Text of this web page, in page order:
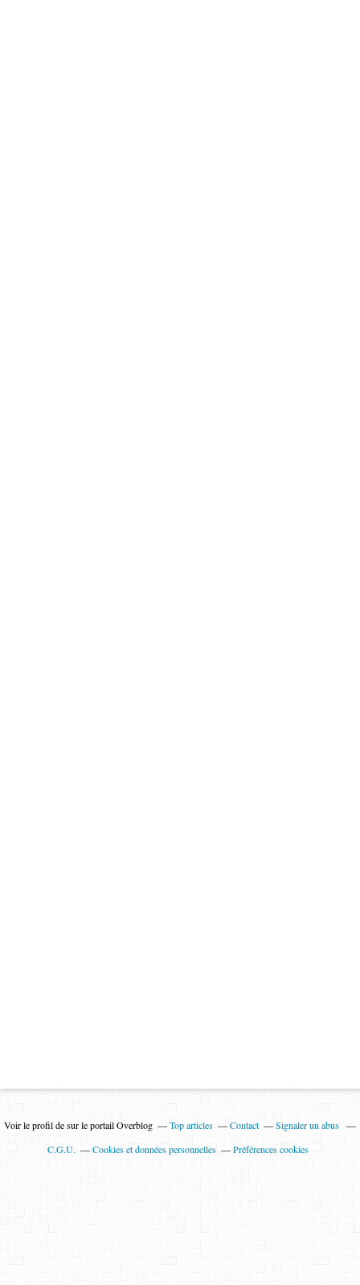
Voir le profil desur le portail Overblog Top articles Contact
Signaler un abus
C.G.U.
Cookies et données personnelles Préférences cookies